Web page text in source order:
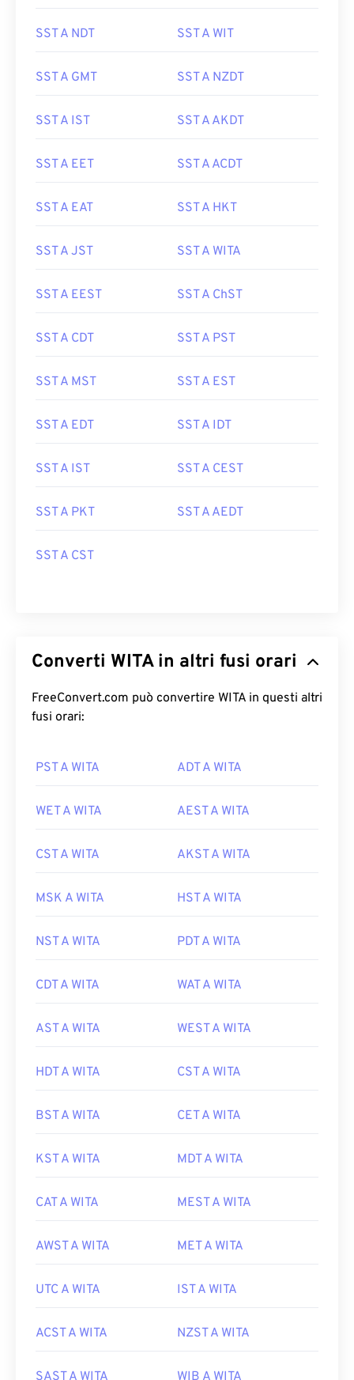
SST A NDT SST A WIT
SST A GMT SST A NZDT
SST A IST SST A AKDT
SST A EET SST A ACDT
SST A EAT SST A HKT
SST A JST SST A WITA
SST A EEST SST A ChST
SST A CDT SST A PST
SST A MST SST A EST
SST A EDT SST A IDT
SST A IST SST A CEST
SST A PKT SST A AEDT
SST A CST
Converti WITA in altri fusi orari
FreeConvert.com può convertire WITA in questi altri
fusi orari:
PST A WITA ADT A WITA
WET A WITA AEST A WITA
CST A WITA AKST A WITA
MSK A WITA HST A WITA
NST A WITA PDT A WITA
CDT A WITA WAT A WITA
AST A WITA WEST A WITA
HDT A WITA CST A WITA
BST A WITA CET A WITA
KST A WITA MDT A WITA
CAT A WITA MEST A WITA
AWST A WITA MET A WITA
UTC A WITA IST A WITA
ACST A WITA NZST A WITA
SAST A WITA WIB A WITA